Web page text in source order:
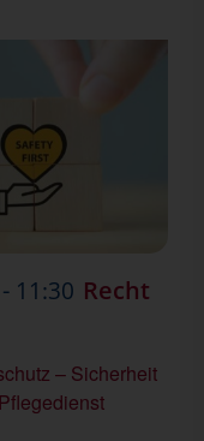
– Sicherheit
- 11:30 Recht